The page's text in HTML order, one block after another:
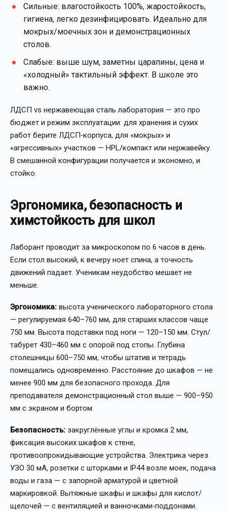
Сильные: влагостойкость 100%, жаростойкость,
гигиена, легко дезинфицировать. Идеально для
мокрых/моечных зон и демонстрационных
столов.
Слабые: выше шум, заметны царапины, цена и
«холодный» тактильный эффект. В школе это
важно.
ЛДСП vs нержавеющая сталь лаборатория — это про
бюджет и режим эксплуатации: для хранения и сухих
работ берите ЛДСП‑корпуса, для «мокрых» и
«агрессивных» участков — HPL/компакт или нержавейку.
В смешанной конфигурации получается и экономно, и
стойко.
Эргономика, безопасность и
химстойкость для школ
Лаборант проводит за микроскопом по 6 часов в день.
Если стол высокий, к вечеру ноет спина, а точность
движений падает. Ученикам неудобство мешает не
меньше.
Эргономика: высота ученического лабораторного стола
— регулируемая 640–760 мм, для старших классов чаще
750 мм. Высота подставки под ноги — 120–150 мм. Стул/
табурет 430–460 мм с опорой под стопы. Глубина
столешницы 600–750 мм, чтобы штатив и тетрадь
помещались одновременно. Расстояние до шкафов — не
менее 900 мм для безопасного прохода. Для
преподавателя демонстрационный стол выше — 900–950
мм с экраном и бортом.
Безопасность: закруглённые углы и кромка 2 мм,
фиксация высоких шкафов к стене,
противоопрокидывающие устройства. Электрика через
УЗО 30 мА, розетки с шторками и IP44 возле моек, подача
воды и газа — с запорной арматурой и цветной
маркировкой. Вытяжные шкафы и шкафы для кислот/
щелочей — с вентиляцией и ванночками‑поддонами.